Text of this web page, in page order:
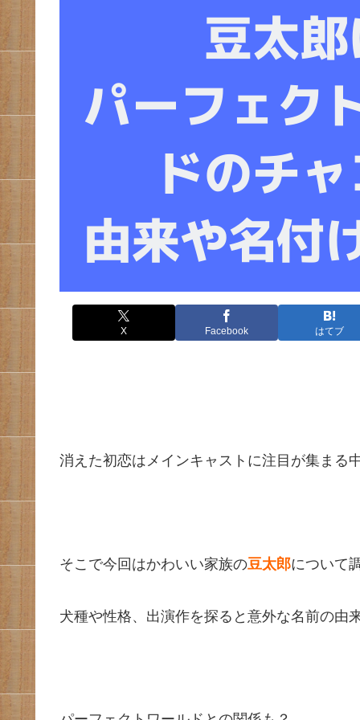
X Facebook はてブ
消えた初恋はメインキャストに注目が集まる
そこで今回はかわいい家族の豆太郎について
犬種や性格、出演作を探ると意外な名前の由